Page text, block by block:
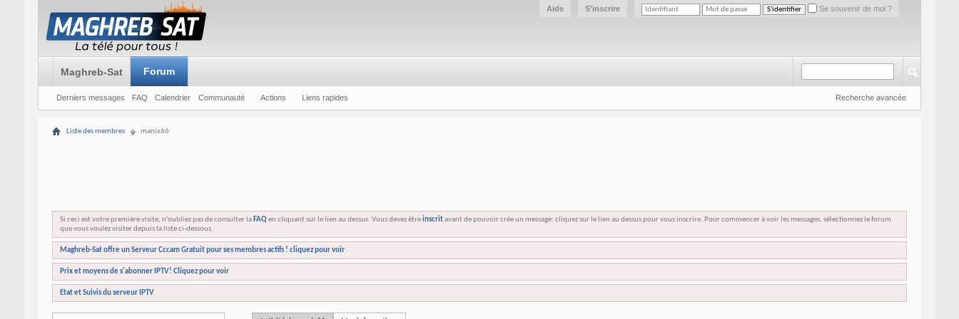
Se souvenir de moi ?
S'inscrire
Aide
Maghreb-Sat Forum
Derniers messages FAQ Calendrier Communauté Actions Liens rapides Recherche avancée
Liste des membres manix66
Si ceci est votre première visite, n'oubliez pas de consulter la FAQen cliquant sur le lien au dessus. Vous devez êtreinscritavant de pouvoir crée un message: cliquez sur le lien au dessus pour vous inscrire. Pour commencer à voir les messages, sélectionnez le forum
que vous voulez visiter depuis la liste ci-dessous.
Maghreb-Sat offre un Serveur Cccam Gratuit pour ses membres actifs ! cliquez pour voir
Prix et moyens de s'abonner IPTV! Cliquez pour voir
Etat et Suivis du serveur IPTV